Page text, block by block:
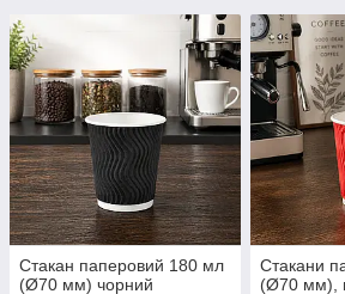
Стакан паперовий 180 мл
(Ø70 мм) чорний
Стакани
(Ø70 мм),